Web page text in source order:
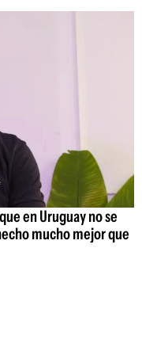
en Uruguay no se
mucho mejor que